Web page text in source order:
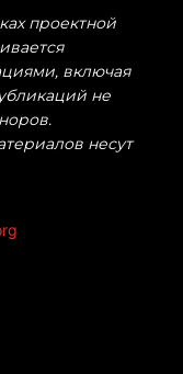
проектной
включая
не
несут